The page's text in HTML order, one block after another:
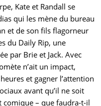
Kate et Randall se
qui les mène du bureau
et de son fils flagorneur
du Daily Rip, une
par Brie et Jack. Avec
n’ait un impact,
et gagner l’attention
avant qu’il ne soit
comique – que faudra-t-il